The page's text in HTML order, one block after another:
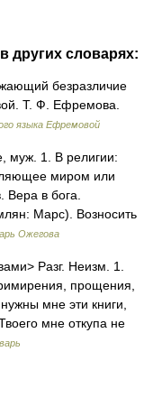
других словарях:
безразличие
Т. Ф. Ефремова.
языка Ефремовой
муж. 1. В религии:
миром или
Вера в бога.
Марс). Возносить
Ожегова
Разг. Неизм. 1.
прощения,
мне эти книги,
мне откупа не